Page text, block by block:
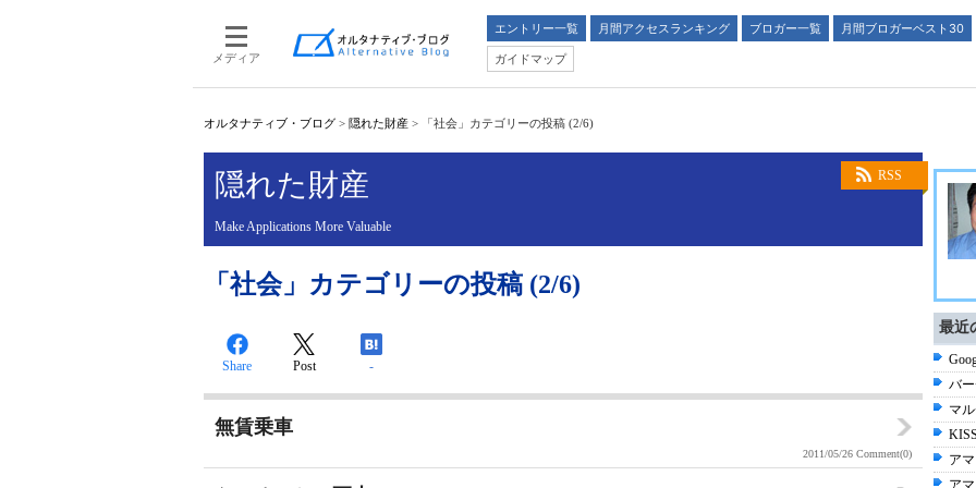
メディア
エントリー一覧 月間アクセスランキング ブロガー一覧
月間ブロガーベスト30
ガイドマップ
オルタナティブ・ブログ > 隠れた財産 > 「社会」カテゴリーの投稿 (2/6)
RSS
隠れた財産
Make Applications More Valuable
「社会」カテゴリーの投稿 (2/6)
Share Post -
無賃乗車
2011/05/26 Comment(0)
最近
バ
マ
ア
ア